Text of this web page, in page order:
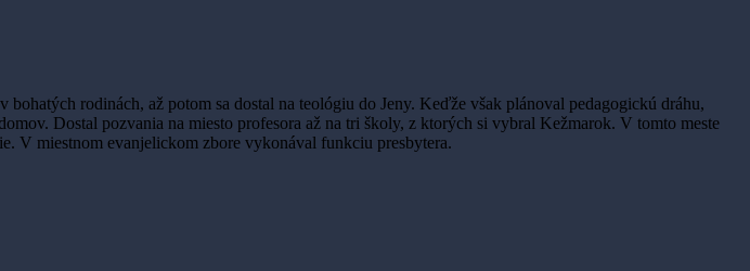
rodinách, až potom sa dostal na teológiu do Jeny. Keďže však plánoval pedagogickú dráhu,
Dostal pozvania na miesto profesora až na tri školy, z ktorých si vybral Kežmarok. V tomto meste
V miestnom evanjelickom zbore vykonával funkciu presbytera.